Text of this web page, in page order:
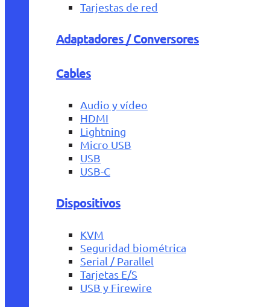
Tarjestas de red
Adaptadores / Conversores
Cables
Audio y vídeo
HDMI
Lightning
Micro USB
USB
USB-C
Dispositivos
KVM
Seguridad biométrica
Serial / Parallel
Tarjetas E/S
USB y Firewire